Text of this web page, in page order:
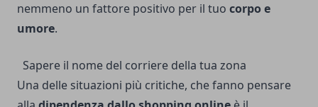
nemmeno un fattore positivo per il tuo corpo e
umore.
Sapere il nome del corriere della tua zona
Una delle situazioni più critiche, che fanno pensare